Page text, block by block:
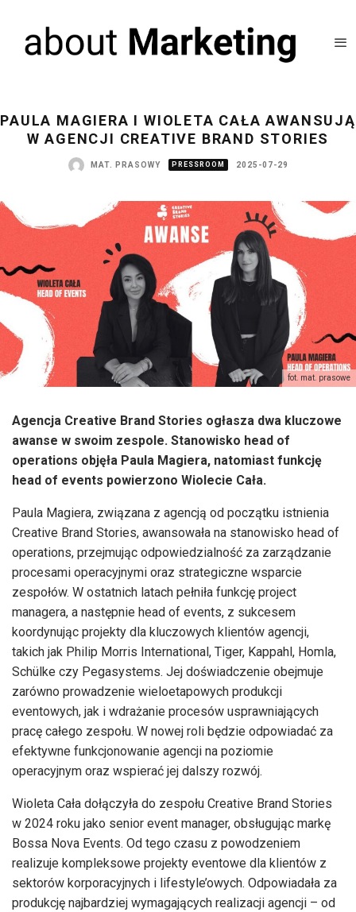
PAULA MAGIERA I WIOLETA CAŁA AWANSUJĄ
W AGENCJI CREATIVE BRAND STORIES
MAT. PRASOWY PRESSROOM 2025-07-29
fot. mat. prasowe
Agencja Creative Brand Stories ogłasza dwa kluczowe
awanse w swoim zespole. Stanowisko head of
operations objęła Paula Magiera, natomiast funkcję
head of events powierzono Wiolecie Cała.
Paula Magiera, związana z agencją od początku istnienia
Creative Brand Stories, awansowała na stanowisko head of
operations, przejmując odpowiedzialność za zarządzanie
procesami operacyjnymi oraz strategiczne wsparcie
zespołów. W ostatnich latach pełniła funkcję project
managera, a następnie head of events, z sukcesem
koordynując projekty dla kluczowych klientów agencji,
takich jak Philip Morris International, Tiger, Kappahl, Homla,
Schülke czy Pegasystems. Jej doświadczenie obejmuje
zarówno prowadzenie wieloetapowych produkcji
eventowych, jak i wdrażanie procesów usprawniających
pracę całego zespołu. W nowej roli będzie odpowiadać za
efektywne funkcjonowanie agencji na poziomie
operacyjnym oraz wspierać jej dalszy rozwój.
Wioleta Cała dołączyła do zespołu Creative Brand Stories
w 2024 roku jako senior event manager, obsługując markę
Bossa Nova Events. Od tego czasu z powodzeniem
realizuje kompleksowe projekty eventowe dla klientów z
sektorów korporacyjnych i lifestyle’owych. Odpowiadała za
produkcję najbardziej wymagających realizacji agencji – od